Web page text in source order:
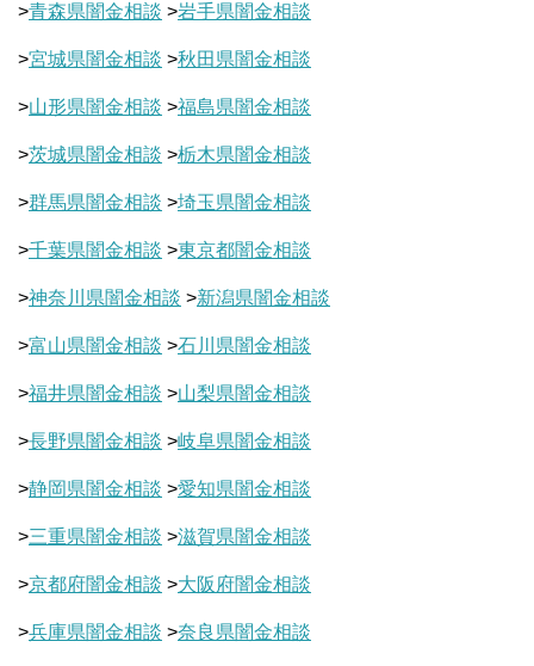
>青森県闇金相談 >岩手県闇金相談
>宮城県闇金相談 >秋田県闇金相談
>山形県闇金相談 >福島県闇金相談
>茨城県闇金相談 >栃木県闇金相談
>群馬県闇金相談 >埼玉県闇金相談
>千葉県闇金相談 >東京都闇金相談
>神奈川県闇金相談 >新潟県闇金相談
>富山県闇金相談 >石川県闇金相談
>福井県闇金相談 >山梨県闇金相談
>長野県闇金相談 >岐阜県闇金相談
>静岡県闇金相談 >愛知県闇金相談
>三重県闇金相談 >滋賀県闇金相談
>京都府闇金相談 >大阪府闇金相談
>兵庫県闇金相談 >奈良県闇金相談